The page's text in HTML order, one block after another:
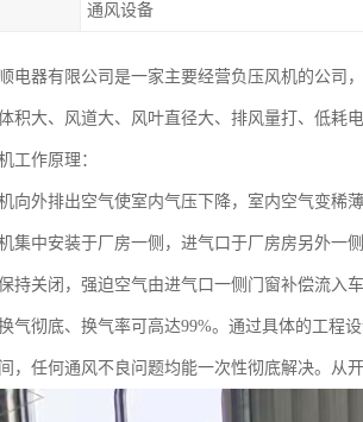
通风设备
电器有限公司是一家主要经营负压风机的公司
积大、风道大、风叶直径大、排风量打、低耗
工作原理：
向外排出空气使室内气压下降，室内空气变稀
集中安装于厂房一侧，进气口于厂房房另外一
持关闭，强迫空气由进气口一侧门窗补偿流入
气彻底、换气率可高达99%。通过具体的工程
，任何通风不良问题均能一次性彻底解决。从